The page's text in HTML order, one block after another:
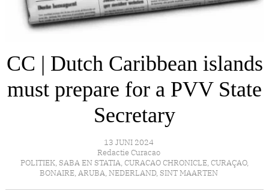
CC | Dutch Caribbean islands
must prepare for a PVV State
Secretary
13 JUNI 2024
Redactie Curacao
POLITIEK, SABA EN STATIA, CURACAO CHRONICLE, CURAÇAO,
BONAIRE, ARUBA, NEDERLAND, SINT MAARTEN